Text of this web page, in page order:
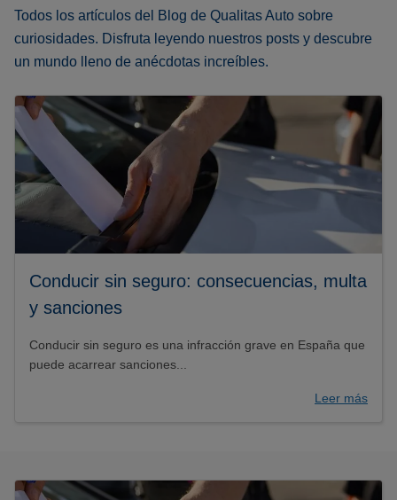
Todos los artículos del Blog de Qualitas Auto sobre
curiosidades. Disfruta leyendo nuestros posts y descubre
un mundo lleno de anécdotas increíbles.
Conducir sin seguro: consecuencias, multa
y sanciones
Conducir sin seguro es una infracción grave en España que
puede acarrear sanciones...
Leer más